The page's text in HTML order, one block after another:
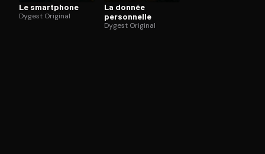
Le smartphone
Dygest Original
La donnée
personnelle
Dygest Original